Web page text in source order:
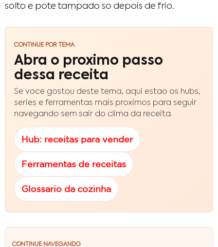
solto e pote tampado so depois de frio.
CONTINUE POR TEMA
Abra o proximo passo
dessa receita
Se voce gostou deste tema, aqui estao os hubs,
series e ferramentas mais proximos para seguir
navegando sem sair do clima da receita.
Hub: receitas para vender
Ferramentas de receitas
Glossario da cozinha
CONTINUE NAVEGANDO